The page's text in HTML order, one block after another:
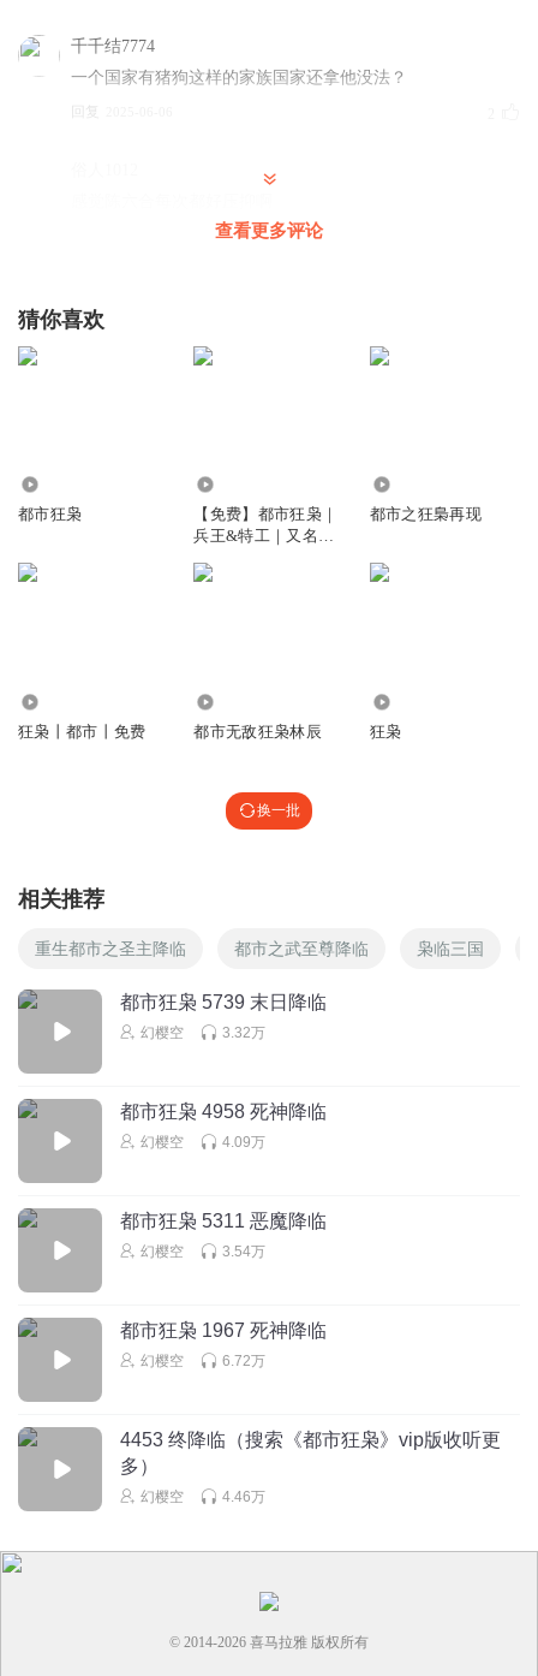
千千结7774
一个国家有猪狗这样的家族国家还拿他没法？
回复
婆婆妈妈的，废话太多
查看更多评论
猜你喜欢
都市狂枭
【免费】都市狂枭｜
兵王&特工｜又名：
都市之狂梟再现
狂枭丨都市丨免费 都市无敌狂枭林辰 狂枭
换一批
相关推荐
重生都市之圣主降临 都市之武至尊降临 枭临三国
都市狂枭 5739 末日降临
幻樱空 3.32万
都市狂枭 4958 死神降临
幻樱空 4.09万
都市狂枭 5311 恶魔降临
幻樱空 3.54万
都市狂枭 1967 死神降临
幻樱空 6.72万
4453 终降临（搜索《都市狂枭》vip版收听更
多）
幻樱空 4.46万
© 2014-2026 喜马拉雅 版权所有